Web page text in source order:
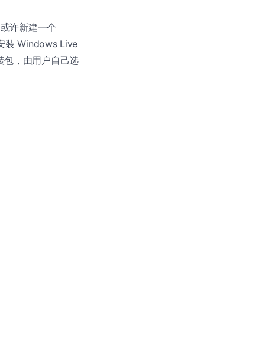
许新建一个
装 Windows Live
包，由用户自己选